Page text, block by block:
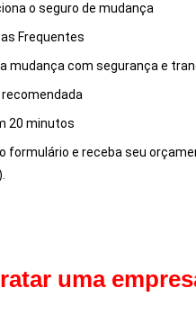
o seguro de mudança
Frequentes
mudança com segurança e
20 minutos
formulário e receba seu
uma